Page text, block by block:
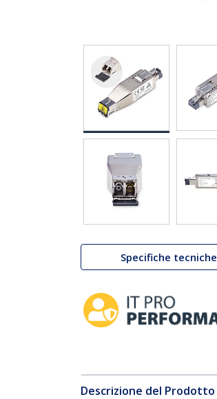
Specifiche tecniche
Descrizione del Prodotto